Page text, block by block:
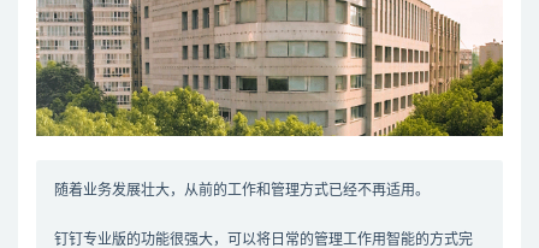
随着业务发展壮大，从前的工作和管理方式已经不再适用。
钉钉专业版的功能很强大，可以将日常的管理工作用智能的方式完